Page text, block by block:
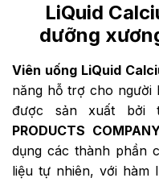
LiQuid
dưỡng
Viên uống LiQuid
năng hỗ trợ cho người
được sản xuất bởi
PRODUCTS
dụng các thành phần
liệu tự nhiên, với hàm